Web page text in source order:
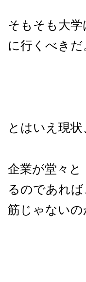
そもそも大
に行くべきだ
とはいえ現
企業が堂々と
るのであれ
筋じゃないの